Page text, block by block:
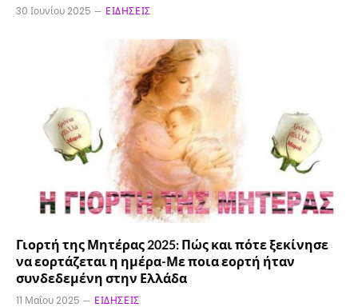
30 Ιουνίου 2025 ΕΙΔΉΣΕΙΣ
Γιορτή της Μητέρας 2025: Πώς και πότε ξεκίνησε
να εορτάζεται η ημέρα-Με ποια εορτή ήταν
συνδεδεμένη στην Ελλάδα
11 Μαΐου 2025 ΕΙΔΉΣΕΙΣ